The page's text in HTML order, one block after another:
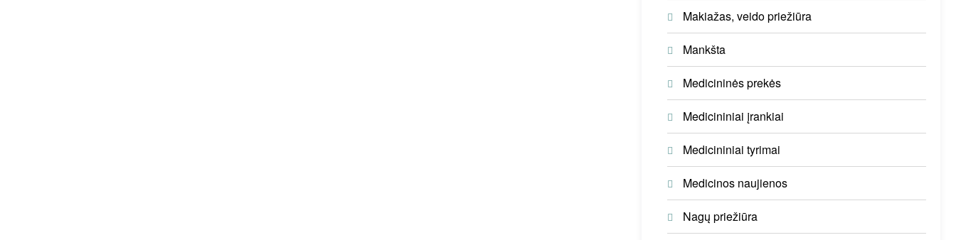
Makiažas, veido priežiūra
Mankšta
Medicininės prekės
Medicininiai įrankiai
Medicininiai tyrimai
Medicinos naujienos
Nagų priežiūra